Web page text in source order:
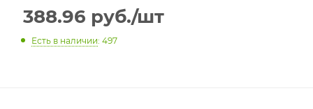
388.96 руб./шт
Есть в наличии: 497